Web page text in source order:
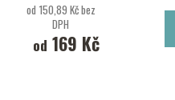
od 150,89 Kč bez
DPH
od 169 Kč